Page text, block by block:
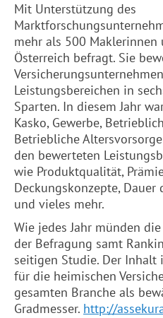
Mit Unterstützung des
mehr als 500 Maklerinnen
Österreich befragt. Sie
Leistungsbereichen in
Sparten. In diesem Jahr
Kasko, Gewerbe,
Betriebliche
den bewerteten
wie Produktqualität,
Deckungskonzepte,
und vieles mehr.
Wie jedes Jahr münden
der Befragung samt
seitigen Studie. Der Inhalt
für die heimischen
gesamten Branche als
Gradmesser. http://